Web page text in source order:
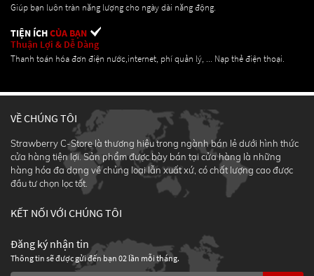
Giúp bạn luôn tràn năng lượng cho ngày dài năng động.
TIỆN ÍCHCỦA BẠN
Thuận Lợi & Dễ Dàng
Thanh toán hóa đơn điện nước,internet, phí quản lý, ... Nạp thẻ điện thoại.
VỀ CHÚNG TÔI
Strawberry C-Store là thương hiệu trong ngành bán lẻ dưới hình thức
cửa hàng tiện lợi. Sản phẩm được bày bán tại cửa hàng là những
hàng hóa đa dạng về chủng loại lẫn xuất xứ, có chất lượng cao được
đầu tư chọn lọc tốt.
KẾT NỐI VỚI CHÚNG TÔI
Đăng ký nhận tin
Thông tin sẽ được gửi đến bạn 02 lần mỗi tháng.